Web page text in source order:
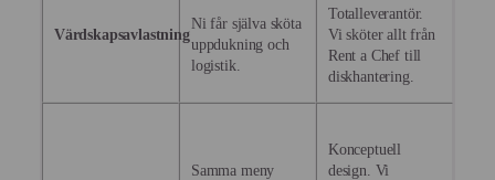
Värdskapsavlastning
Ni får själva sköta
uppdukning och
logistik.
Totalleverantör.
Vi sköter allt från
Rent a Chef till
diskhantering.
Samma meny
Konceptuell
design. Vi